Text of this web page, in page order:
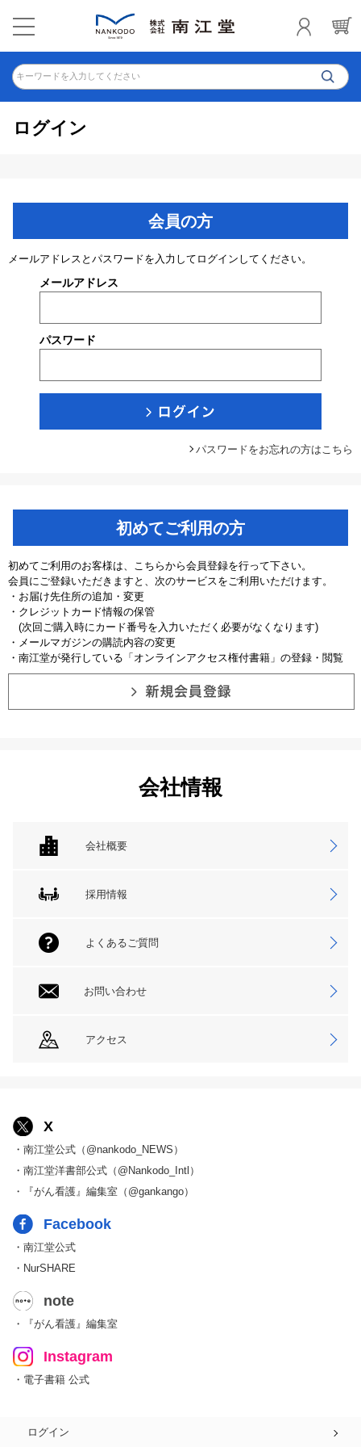
キーワードを入力してください
ログイン
会員の方
メールアドレスとパスワードを入力してログインしてください。
メールアドレス
パスワード
パスワードをお忘れの方はこちら
初めてご利用の方
初めてご利用のお客様は、こちらから会員登録を行って下さい。
会員にご登録いただきますと、次のサービスをご利用いただけます。
・お届け先住所の追加・変更
・クレジットカード情報の保管
(次回ご購入時にカード番号を入力いただく必要がなくなります)
・メールマガジンの購読内容の変更
・南江堂が発行している「オンラインアクセス権付書籍」の登録・閲覧
会社情報
会社概要
採用情報
よくあるご質問
お問い合わせ
アクセス
X
・南江堂公式（@nankodo_NEWS）
・南江堂洋書部公式（@Nankodo_Intl）
・『がん看護』編集室（@gankango）
Facebook
・南江堂公式
・NurSHARE
note
・『がん看護』編集室
Instagram
・電子書籍 公式
ログイン